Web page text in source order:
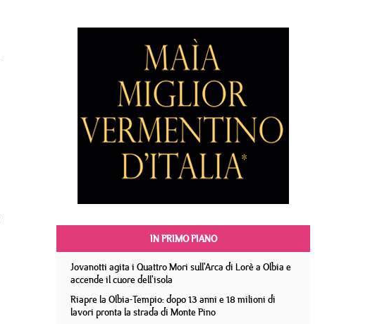
IN PRIMO PIANO
Jovanotti agita i Quattro Mori sull'Arca di Lorè a Olbia e
accende il cuore dell'isola
Riapre la Olbia-Tempio: dopo 13 anni e 18 milioni di
lavori pronta la strada di Monte Pino